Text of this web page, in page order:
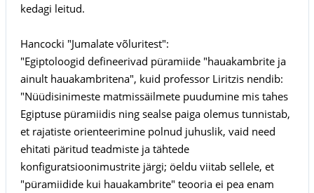
kedagi leitud.
Hancocki "Jumalate võluritest":
"Egiptoloogid defineerivad püramiide "hauakambrite ja
ainult hauakambritena", kuid professor Liritzis nendib:
"Nüüdisinimeste matmissäilmete puudumine mis tahes
Egiptuse püramiidis ning sealse paiga olemus tunnistab,
et rajatiste orienteerimine polnud juhuslik, vaid need
ehitati päritud teadmiste ja tähtede
konfiguratsioonimustrite järgi; öeldu viitab sellele, et
"püramiidide kui hauakambrite" teooria ei pea enam